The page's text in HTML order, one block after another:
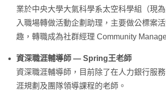
業於中央大學大氣科學系太空科學組（現為
入職場轉做活動企劃助理，主要做公標案
趣，轉職成為社群經理 Community
資深職涯輔導師 — Spring王老師
資深職涯輔導師，目前除了在人力銀行服
涯規劃及團隊領導課程的老師。